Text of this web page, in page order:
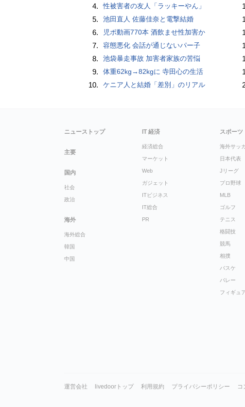
4. 性被害者の友人「ラッキーやん」
5. 池田直人 佐藤佳奈と電撃結婚
6. 児ポ動画770本 酒飲ませ性加害か
7. 容態悪化 会話が通じないパー子
8. 池袋暴走事故 加害者家族の苦悩
9. 体重62kg→82kgに 寺田心の生活
10. ケニア人と結婚「差別」のリアル
ニューストップ
主要
国内
社会
政治
海外
海外総合
韓国
中国
IT 経済
経済総合
マーケット
Web
ガジェット
ITビジネス
IT総合
PR
スポーツ
海外サッ
日本代表
Jリーグ
プロ野球
MLB
ゴルフ
テニス
格闘技
競馬
相撲
バスケ
バレー
フィギュ
運営会社 livedoorトップ 利用規約 プライバシーポリシー コ